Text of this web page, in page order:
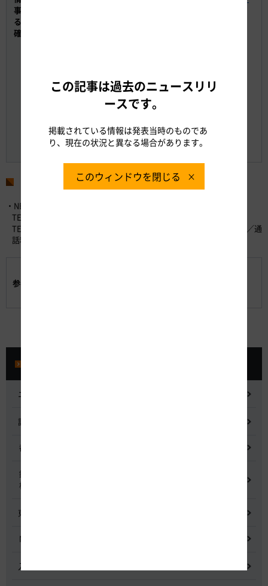
事に関す
る情報の
確認方法
【リアルタイムの道路交通情報】
○ WEBサイト iHighway中日本
○ 日本道路交通情報センター
「#8011」）
WEBサイト 道路交通情報Now!!
○ みちラジ（スマートフォンアプリ）
お問い合わせ先
・NEXCO中日本お客さまセンター （24時間365日対応）
TEL：0120-922-229 （フリーダイヤル）
TEL：052-223-0333 （フリーダイヤルがご利用になれないお客さま／通
話料有料）
参考資料:
ニュースリリース
記者会見
都市間高速道路料金割引検討会
鋼少数主桁橋の床版下面吹付コンクリートはく離・落下事象調査
検討委員会
東名高速道路宇利トンネル照明灯具落下事象調査検討会
NEXCO中日本グループの経営上の課題と取組み
入札に係る不正行為に関する調査及び再発防止のための委員会
この記事は過去のニュースリリ
ースです。
掲載されている情報は発表当時のものであ
り、現在の状況と異なる場合があります。
このウィンドウを閉じる